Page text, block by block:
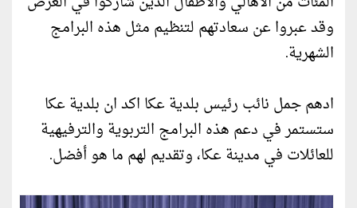
وقد عبروا عن سعادتهم لتنظيم مثل هذه البرامج
الشهرية.
ادهم جمل نائب رئيس بلدية عكا اكد ان بلدية عكا
ستستمر في دعم هذه البرامج التربوية والترفيهية
للعائلات في مدينة عكا، وتقديم لهم ما هو أفضل.